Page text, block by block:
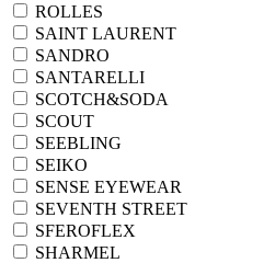
ROLLES
SAINT LAURENT
SANDRO
SANTARELLI
SCOTCH&SODA
SCOUT
SEEBLING
SEIKO
SENSE EYEWEAR
SEVENTH STREET
SFEROFLEX
SHARMEL